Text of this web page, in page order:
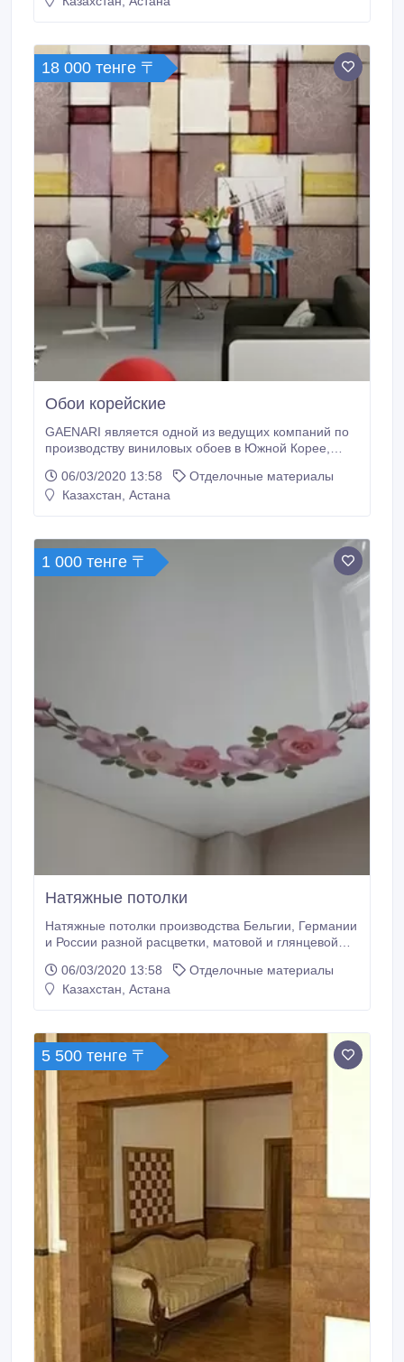
18 000 тенге 〒
Обои корейские
GAENARI является одной из ведущих компаний по
производству виниловых обоев в Южной Корее,
широким ассортиментом, а также разнообразием
дизайнерских решений. Компания Gaenari,
оборудованием, опытными инженерами и
креативными дизайнерами.
06/03/2020 13:58
Отделочные материалы
Казахстан, Астана
1 000 тенге 〒
Натяжные потолки
Натяжные потолки производства Бельгии, Германии
и России разной расцветки, матовой и глянцевой
ощущение объёма и высоты. Также предлагаем
серию "Звездное небо", фотопечать (вы можете
06/03/2020 13:58
Отделочные материалы
Казахстан, Астана
5 500 тенге 〒